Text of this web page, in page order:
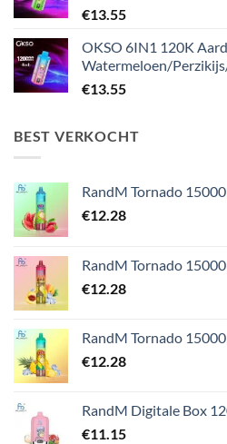
€13.55
OKSO 6IN1 120K
Watermeloen/
€13.55
BEST VERKOCHT
RandM Tornado
€12.28
RandM Tornado
€12.28
RandM Tornado
€12.28
RandM Digitale Box
€11.15